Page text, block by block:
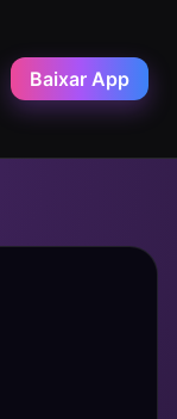
Baixar App